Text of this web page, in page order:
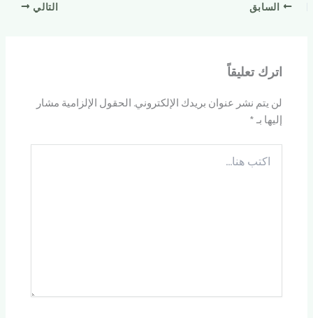
السابق التالي
اترك تعليقاً
لن يتم نشر عنوان بريدك الإلكتروني. الحقول الإلزامية مشار
إليها بـ *
هنا...